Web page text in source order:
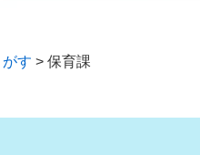
す > 保育課